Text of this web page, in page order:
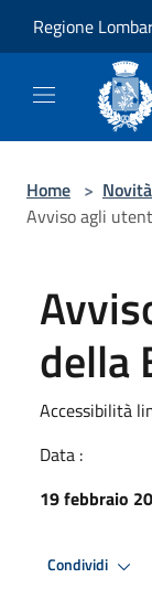
Regione
Home > Novità
Avviso agli
della
Accessibilità
Data :
19 febbraio
Condividi